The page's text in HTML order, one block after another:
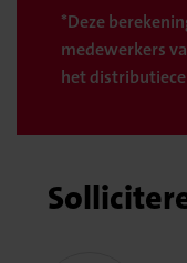
*Deze
medewerkers
het